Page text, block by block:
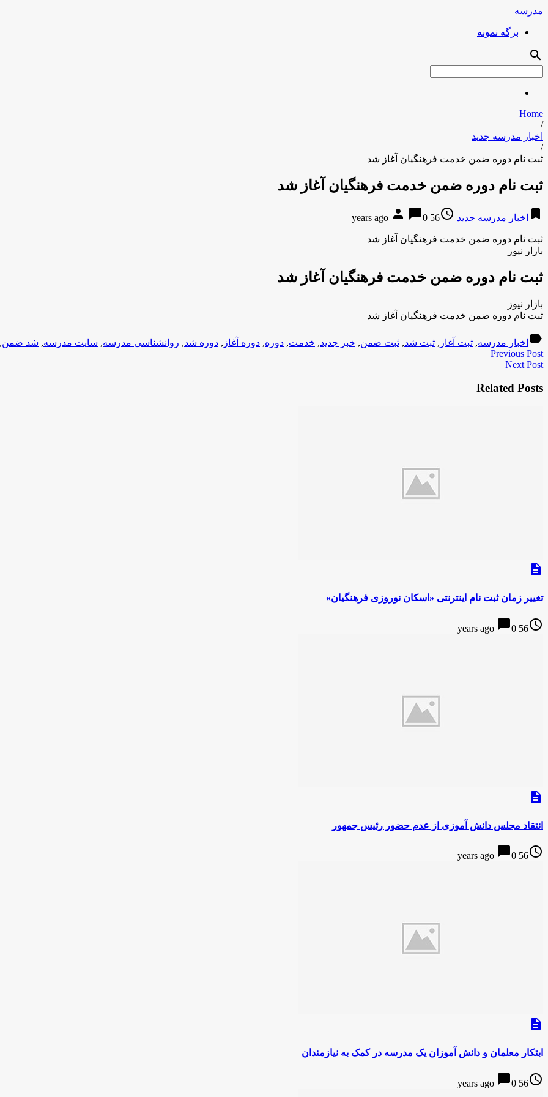
مدرسه
برگه نمونه
search
Home
/
اخبار مدرسه جدید
/
ثبت نام دوره ضمن خدمت فرهنگیان آغاز شد
ثبت نام دوره ضمن خدمت فرهنگیان آغاز شد
bookmark اخبار مدرسه جدید access_time
56 years ago
person chat_bubble0
ثبت نام دوره ضمن خدمت فرهنگیان آغاز شد
بازار نیوز
ثبت نام دوره ضمن خدمت فرهنگیان آغاز شد
بازار نیوز
ثبت نام دوره ضمن خدمت فرهنگیان آغاز شد
label اخبار مدرسه, ثبت آغاز , ثبت شد, ثبت ضمن, خبر جدید, خدمت, دوره, دوره آغاز , دوره‌ شد, روانشناسی مدرسه, سایت مدرسه, شد ضمن,
Previous Post
Next Post
Related Posts
description
تغییر زمان ثبت نام اینترنتی «اسکان نوروزی فرهنگیان»
access_time
56 years ago
chat_bubble0
description
انتقاد مجلس دانش آموزی از عدم حضور رئیس جمهور
access_time
56 years ago
chat_bubble0
description
ابتکار معلمان و دانش آموزان یک مدرسه در کمک به نیازمندان
access_time
56 years ago
chat_bubble0